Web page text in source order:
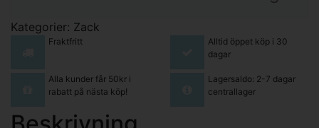
Kategorier: Zack
Fraktfritt
Alltid öppet köp i 30
dagar
Alla kunder får 50kr i
rabatt på nästa köp!
Lagersaldo: 2-7 dagar
centrallager